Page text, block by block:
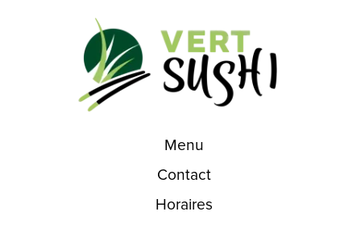
Menu
Contact
Horaires